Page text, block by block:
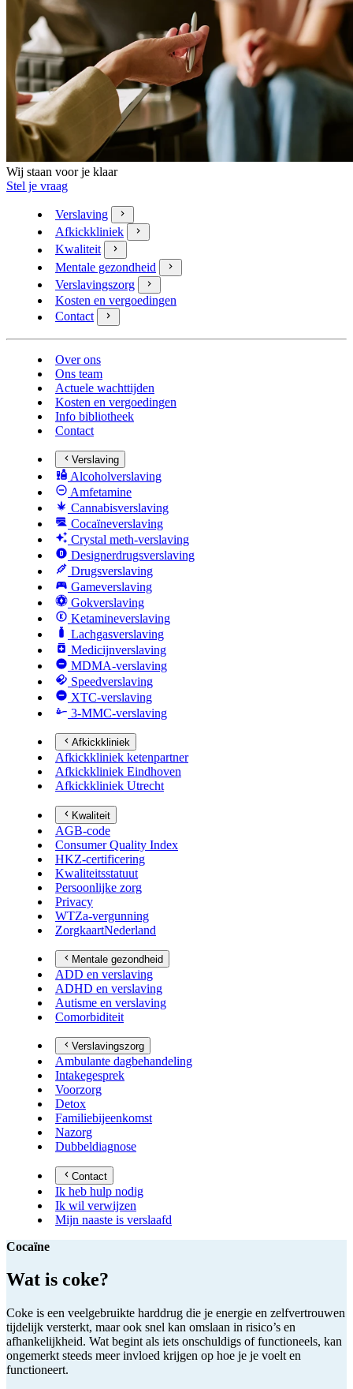
Wij staan voor je klaar
Stel je vraag
Verslaving
Afkickkliniek
Kwaliteit
Mentale gezondheid
Verslavingszorg
Kosten en vergoedingen
Contact
Over ons
Ons team
Actuele wachttijden
Kosten en vergoedingen
Info bibliotheek
Contact
Verslaving
Alcoholverslaving
Amfetamine
Cannabisverslaving
Cocaïneverslaving
Crystal meth-verslaving
Designerdrugsverslaving
Drugsverslaving
Gameverslaving
Gokverslaving
Ketamineverslaving
Lachgasverslaving
Medicijnverslaving
MDMA-verslaving
Speedverslaving
XTC-verslaving
3-MMC-verslaving
Afkickkliniek
Afkickkliniek ketenpartner
Afkickkliniek Eindhoven
Afkickkliniek Utrecht
Kwaliteit
AGB-code
Consumer Quality Index
HKZ-certificering
Kwaliteitsstatuut
Persoonlijke zorg
Privacy
WTZa-vergunning
ZorgkaartNederland
Mentale gezondheid
ADD en verslaving
ADHD en verslaving
Autisme en verslaving
Comorbiditeit
Verslavingszorg
Ambulante dagbehandeling
Intakegesprek
Voorzorg
Detox
Familiebijeenkomst
Nazorg
Dubbeldiagnose
Contact
Ik heb hulp nodig
Ik wil verwijzen
Mijn naaste is verslaafd
Cocaïne
Wat is coke?
Coke is een veelgebruikte harddrug die je energie en zelfvertrouwen
tijdelijk versterkt, maar ook snel kan omslaan in risico’s en
afhankelijkheid. Wat begint als iets onschuldigs of functioneels, kan
ongemerkt steeds meer invloed krijgen op hoe je je voelt en
functioneert.